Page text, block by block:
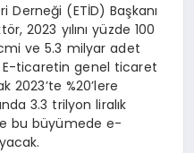
(ETİD) Başkanı
2023 yılını yüzde 100
ve 5.3 milyar adet
E-ticaretin genel ticaret
2023’te %20’lere
3.3 trilyon liralık
bu büyümede e-